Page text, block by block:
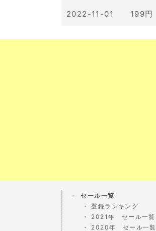
2022-11-01 199円
セール一覧
登録ランキング
2021年 セール一覧
2020年 セール一覧